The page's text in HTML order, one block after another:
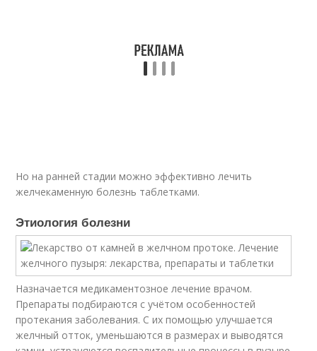
Но на ранней стадии можно эффективно лечить
желчекаменную болезнь таблетками.
Этиология болезни
Назначается медикаментозное лечение врачом.
Препараты подбираются с учётом особенностей
протекания заболевания. С их помощью улучшается
желчный отток, уменьшаются в размерах и выводятся